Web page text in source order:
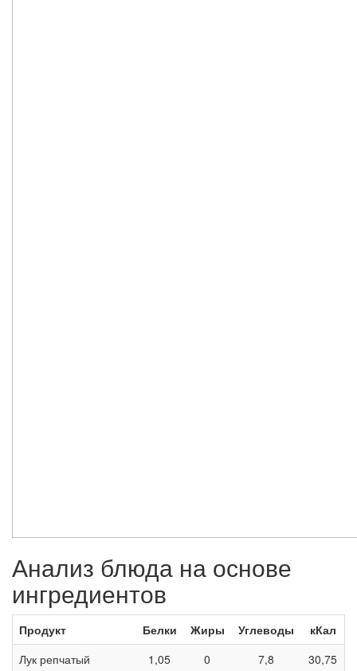
Анализ блюда на основе
ингредиентов
Продукт Белки Жиры Углеводы
кКал
Лук репчатый
1,05 0 7,8
30,75